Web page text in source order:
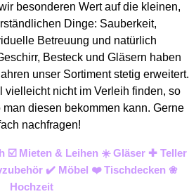
besonderen Wert auf die kleinen,
Dinge: Sauberkeit,
Betreuung und natürlich
Besteck und Gläsern haben
unser Sortiment stetig erweitert.
vielleicht nicht im Verleih finden, so
diesen bekommen kann. Gerne
nachfragen!
☑️ Mieten & Leihen ☀️ Gläser ✚ Teller
✔️ Möbel ❤️ Tischdecken ❀
Hochzeit